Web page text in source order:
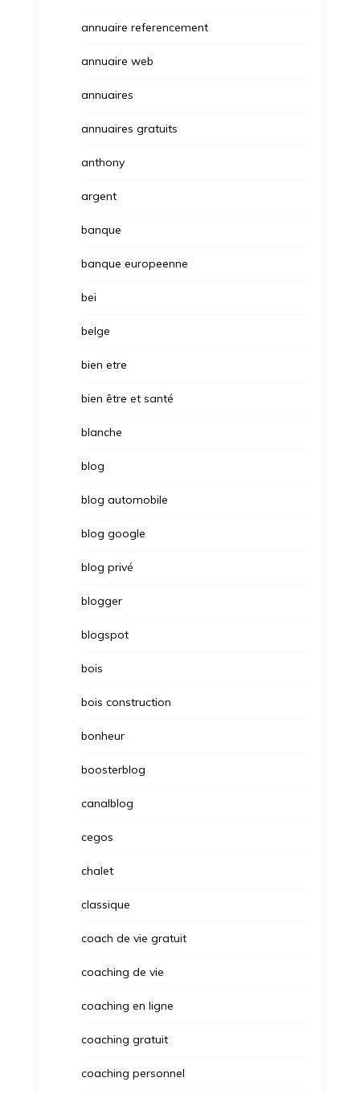
annuaire referencement
annuaire web
annuaires
annuaires gratuits
anthony
argent
banque
banque europeenne
bei
belge
bien etre
bien être et santé
blanche
blog
blog automobile
blog google
blog privé
blogger
blogspot
bois
bois construction
bonheur
boosterblog
canalblog
cegos
chalet
classique
coach de vie gratuit
coaching de vie
coaching en ligne
coaching gratuit
coaching personnel